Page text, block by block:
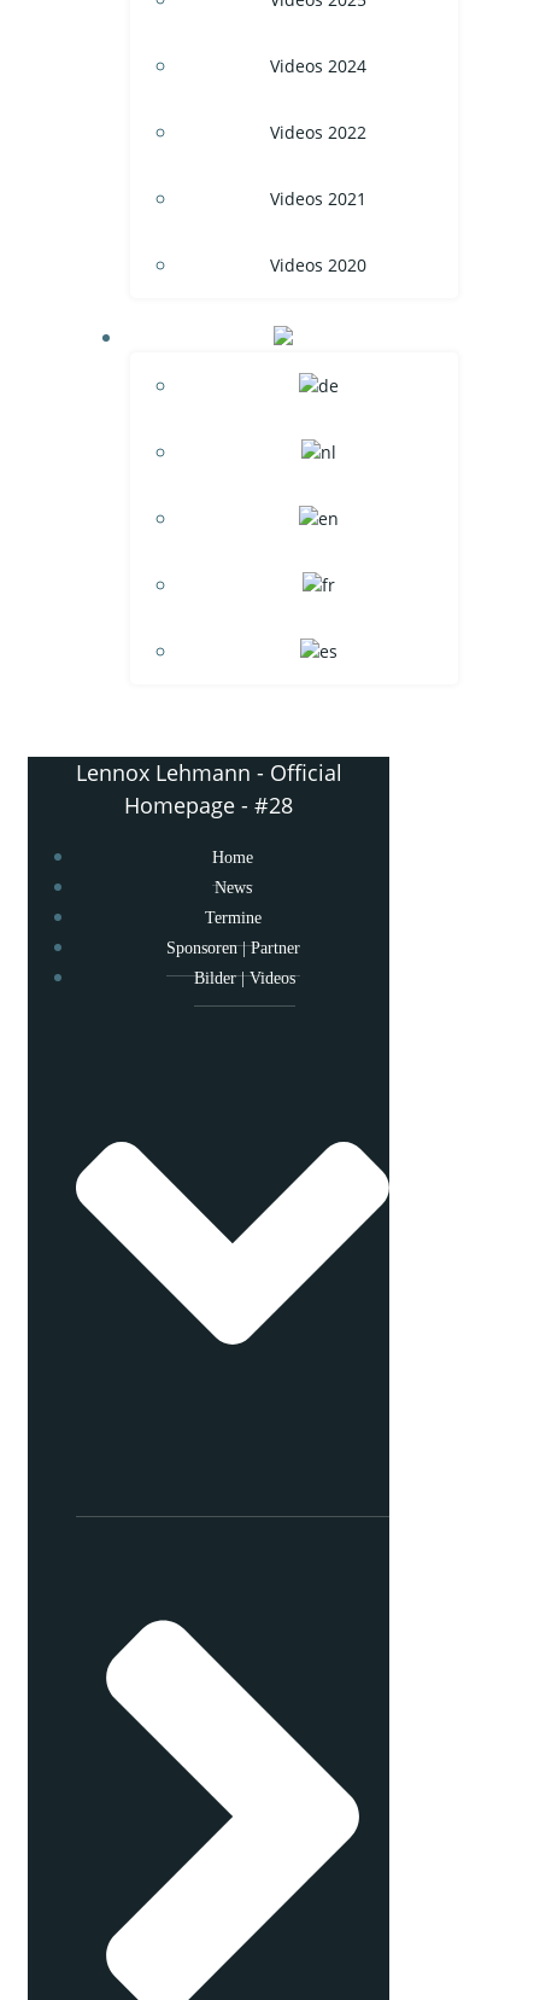
Videos 2024
Videos 2022
Videos 2021
Videos 2020
Lennox Lehmann - Official
Homepage - #28
Home
News
Termine
Sponsoren | Partner
Bilder | Videos